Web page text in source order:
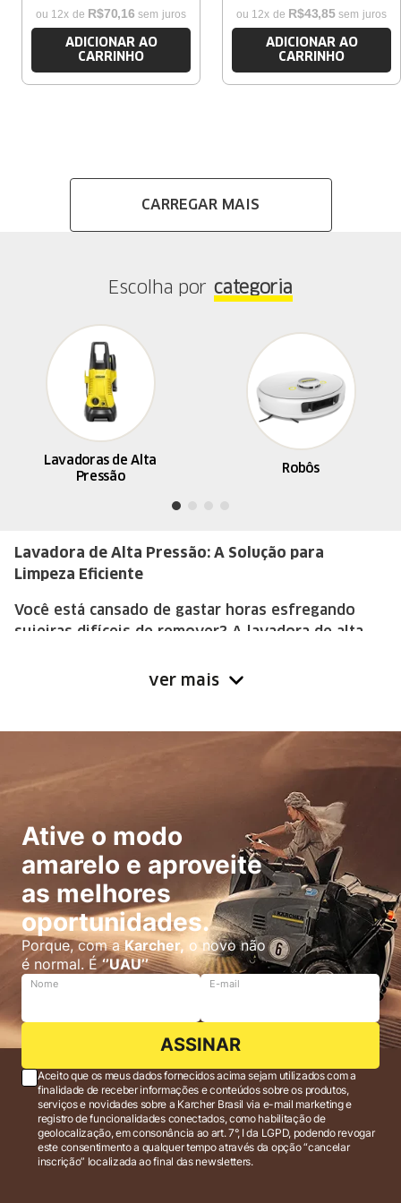
ou 12x de R$70,16 sem juros
ADICIONAR AO
CARRINHO
ou 12x de R$43,85 sem juros
ADICIONAR AO
CARRINHO
Escolha por categoria
Lavadoras de Alta
Pressão
Robôs
Lavadora de Alta Pressão: A Solução para
Limpeza Eficiente
Você está cansado de gastar horas esfregando
sujeiras difíceis de remover? A lavadora de alta
Com a lavadora de alta pressão, você pode limpar
As lavadoras de alta pressão podem ser usadas em
garagens e pátios até a remoção de sujeiras
pesadas em veículos, muros de pedras e fachadas.
Com sua potência, pressão e vazão da água, a
lavadora de alta pressão é capaz de remover
sujeiras incrustadas e resistentes, deixando suas
superfícies como novas.
Qual é a melhor Lavadora de Alta Pressão
Existem diversos modelos de lava jato de pressão
disponíveis no mercado, cada um com suas
características específicas. É importante escolher a
melhor lavadora de alta pressão de acordo com
suas necessidades, seja um equipamento
equipamento profissional para o uso intensivo.
Alguns modelos possuem maior pressão e maior
vazão de água, enquanto outros são mais
portáteis e fáceis de transportar, como aKärcher
Compacta
ver mais
Ative o modo
amarelo e aproveite
as melhores
oportunidades.
Porque, com aKarcher, o novo não
é normal. É‘’UAU’’
Nome E-mail
ASSINAR
Aceito que os meus dados fornecidos acima sejam utilizados com a
finalidade de receber informações e conteúdos sobre os produtos,
serviços e novidades sobre a Karcher Brasil via e-mail marketing e
registro de funcionalidades conectados, como habilitação de
geolocalização, em consonância ao art. 7°, I da LGPD, podendo revogar
este consentimento a qualquer tempo através da opção “cancelar
inscrição” localizada ao final das newsletters.